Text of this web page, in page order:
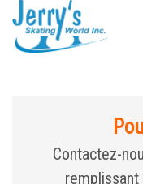
Contactez-